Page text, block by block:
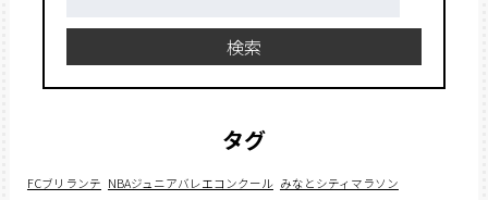
検索
タグ
FCブリランテ NBAジュニアバレエコンクール みなとシティマラソン